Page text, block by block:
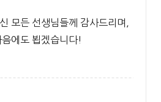
모든 선생님들께 감사드리며,
에도 뵙겠습니다!